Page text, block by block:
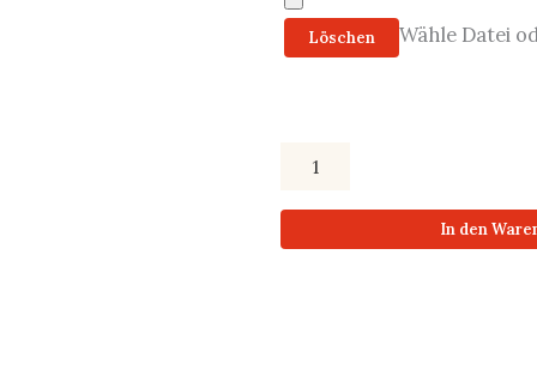
Wähle Datei
Löschen
In den